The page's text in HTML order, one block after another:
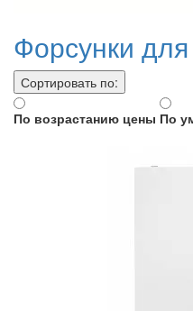
Форсунки
Сортировать по:
По возрастанию цены По